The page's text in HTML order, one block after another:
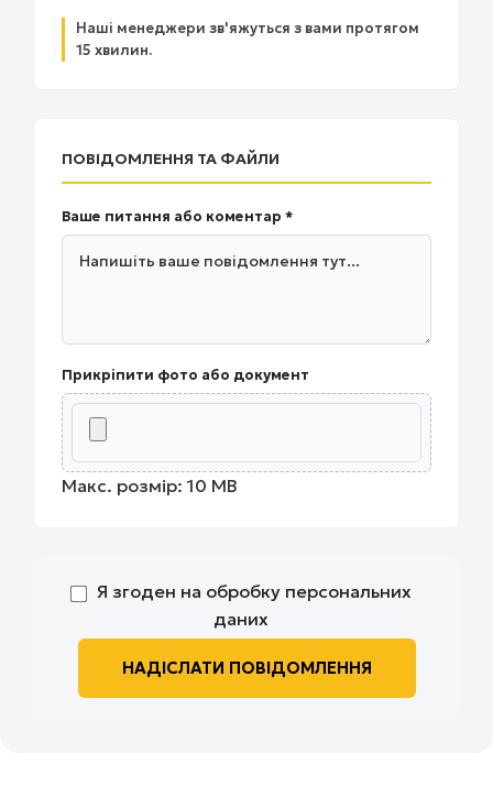
Наші менеджери зв'яжуться з вами протягом
15 хвилин.
ПОВІДОМЛЕННЯ ТА ФАЙЛИ
Ваше питання або коментар *
Прикріпити фото або документ
Макс. розмір: 10 MB
Я згоден на обробку персональних
даних